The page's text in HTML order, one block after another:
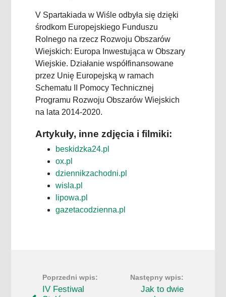
V Spartakiada w Wiśle odbyła się dzięki
środkom Europejskiego Funduszu
Rolnego na rzecz Rozwoju Obszarów
Wiejskich: Europa Inwestująca w Obszary
Wiejskie. Działanie współfinansowane
przez Unię Europejską w ramach
Schematu II Pomocy Technicznej
Programu Rozwoju Obszarów Wiejskich
na lata 2014-2020.
Artykuły, inne zdjęcia i filmiki:
beskidzka24.pl
ox.pl
dziennikzachodni.pl
wisla.pl
lipowa.pl
gazetacodzienna.pl
IV Festiwal
Jak to dwie